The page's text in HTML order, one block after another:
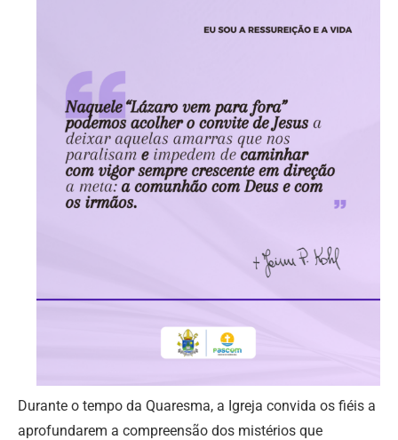
Durante o tempo da Quaresma, a Igreja convida os fiéis a
aprofundarem a compreensão dos mistérios que